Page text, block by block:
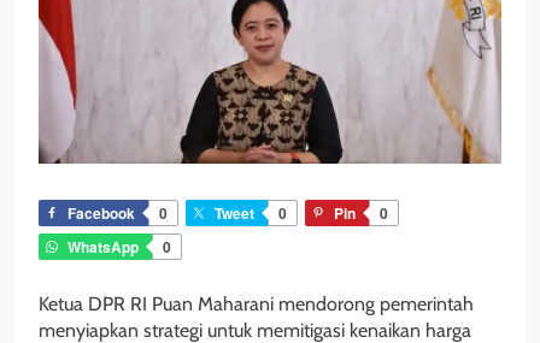
Facebook 0 Tweet 0 Pin
0
WhatsApp
0
Ketua DPR RI Puan Maharani mendorong pemerintah
menyiapkan strategi untuk memitigasi kenaikan harga